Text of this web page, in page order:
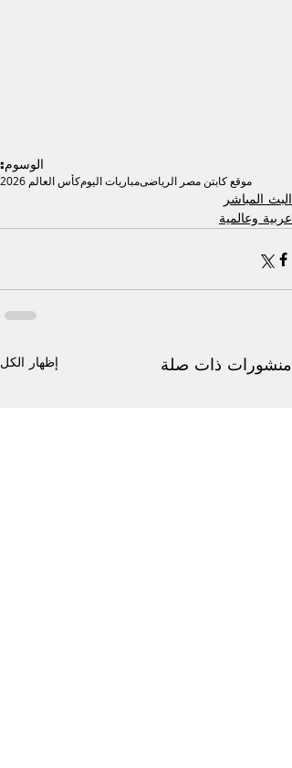
الوسوم:
موقع كابتن مصر الرياضىمباريات اليومكأس العالم 2026
البث المباشر
عربية وعالمية
منشورات ذات صلة إظهار الكل